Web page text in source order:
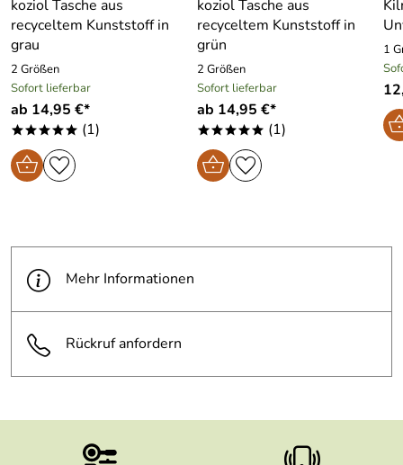
koziol Tasche aus
recyceltem Kunststoff in
grau
2 Größen
Sofort lieferbar
ab 14,95 €*
***** (1)
koziol Tasche aus
recyceltem Kunststoff in
grün
2 Größen
Sofort lieferbar
ab 14,95 €*
***** (1)
1
Mehr Informationen
Rückruf anfordern